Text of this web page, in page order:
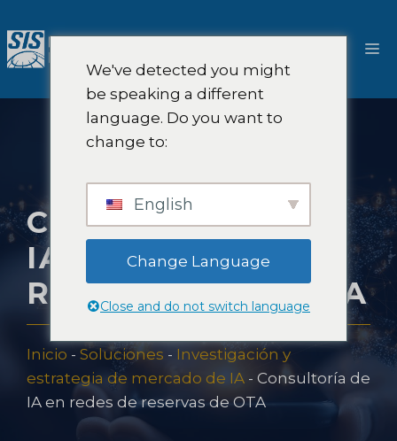
al
contenido
CONSULTORÍA DE
IA EN REDES DE
RESERVAS DE OTA
Inicio - Soluciones - Investigación y
estrategia de mercado de IA - Consultoría de
IA en redes de reservas de OTA
We've detected you might
be speaking a different
language. Do you want to
change to:
English
Change Language
Close and do not switch language